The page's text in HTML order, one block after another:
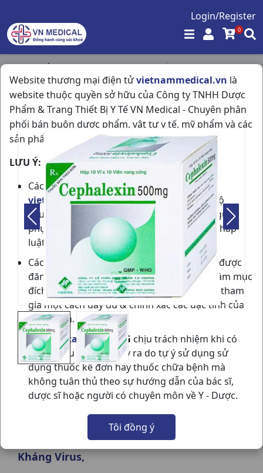
Login/Register
0
Website thương mại điện tửvietnammedical.vn là
website thuộc quyền sở hữu của Công ty TNHH Dược
Phẩm & Trang Thiết Bị Y Tế VN Medical - Chuyên phân
phối bán buôn dược phẩm, vật tư y tế, mỹ phẩm và các
sản phẩm được phép lưu hành tại Việt Nam.
LƯU Ý:
Các thành viên tham gia cộng đồng
vietnammedical.vncần phải có đủ trình độ
chuyên môn về dược phẩm hoặc phải có người
phụ trách chuyên môn theo quy định của pháp
luật.
Các thông tin về sản phẩm, giá bán, ưu đãi được
đăng trên websitevietnammedical.vn nhằm mục
đích cung cấp các thông tin cho thành viên tham
gia một cách đầy đủ & chính xác các đặc tính của
sản phẩm.
VN Medical
sẽKHÔNG chịu trách nhiệm khi có
bất kỳ hậu quả nào xảy ra do tự ý sử dụng sử
dụng thuốc kê đơn hay thuốc chữa bệnh mà
không tuân thủ theo sự hướng dẫn của bác sĩ,
dược sĩ hoặc người có chuyên môn về Y - Dược.
Tôi đồng ý
Trang chủ / Kháng Sinh - Kháng Nấm - Kháng Virus /
Cephalexin 500mg H100vna Vidipha
CEPHALEXIN 500MG H100VNA VIDIPHA
Kháng Sinh - Kháng Nấm -
Kháng Virus,